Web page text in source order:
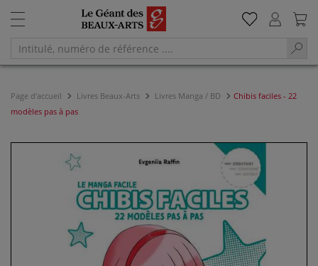
Page d'accueil Livres Beaux-Arts Livres Manga / BD
Chibis faciles - 22
modèles pas à pas